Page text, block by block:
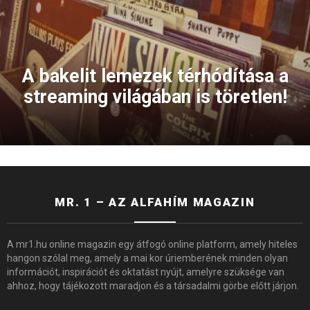
A bakelit lemezek térhódítása a
streaming világában is töretlen!
MR. 1 – AZ ALFAHÍM MAGAZIN
A mr1.hu online magazin egy átfogó online platform, amely hiteles
hangon szólal meg, amely a mai kor úriemberének minden olyan
információt, inspirációt és oktatást nyújt, amelyre szüksége van
ahhoz, hogy tájékozott maradjon és a társadalmi görbe előtt járjon.